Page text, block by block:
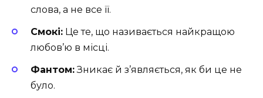
слова, а не все її.
Смокі: Це те, що називається найкращою
любов’ю в місці.
Фантом:Зникає й з’являється, як би це не
було.